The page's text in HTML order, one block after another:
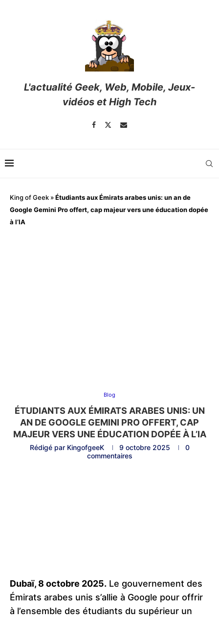
L'actualité Geek, Web, Mobile, Jeux-
vidéos et High Tech
King of Geek »Étudiants aux Émirats arabes unis: un an de
Google Gemini Pro offert, cap majeur vers une éducation dopée
à l’IA
Blog
ÉTUDIANTS AUX ÉMIRATS ARABES UNIS: UN
AN DE GOOGLE GEMINI PRO OFFERT, CAP
MAJEUR VERS UNE ÉDUCATION DOPÉE À L’IA
Rédigé par KingofgeeK 9 octobre 2025
0
commentaires
Dubaï, 8 octobre 2025. Le gouvernement des
Émirats arabes unis s’allie à Google pour offrir
à l’ensemble des étudiants du supérieur un